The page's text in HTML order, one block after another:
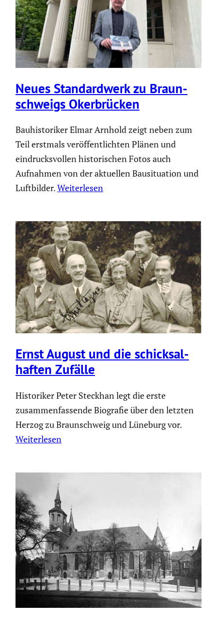
Neues Standard­werk zu Braun­
schweigs Okerbrü­cken
Bauhistoriker Elmar Arnhold zeigt neben zum
Teil erstmals veröffentlichten Plänen und
eindrucksvollen historischen Fotos auch
Aufnahmen von der aktuellen Bausituation und
Luftbilder.Weiterlesen
Ernst August und die schick­sal­
haften Zufälle
Historiker Peter Steckhan legt die erste
zusammenfassende Biografie über den letzten
Herzog zu Braunschweig und Lüneburg vor.
Weiterlesen